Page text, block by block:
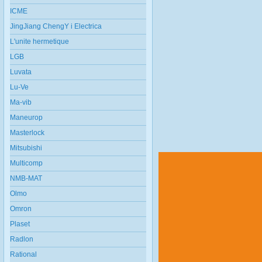
ICME
JingJiang ChengY i Electrica
L'unite hermetique
LGB
Luvata
Lu-Ve
Ma-vib
Maneurop
Masterlock
Mitsubishi
Multicomp
NMB-MAT
Olmo
Omron
Plaset
Radlon
Rational